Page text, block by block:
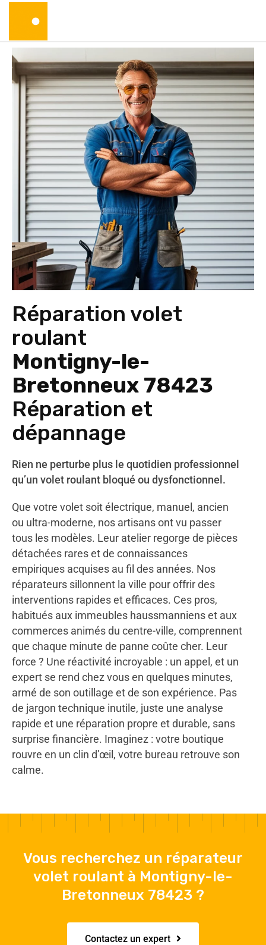
Réparation volet
roulant
Montigny-le-
Bretonneux 78423
Réparation et
dépannage
Rien ne perturbe plus le quotidien professionnel
qu’un volet roulant bloqué ou dysfonctionnel.
Que votre volet soit électrique, manuel, ancien
ou ultra-moderne, nos artisans ont vu passer
tous les modèles. Leur atelier regorge de pièces
détachées rares et de connaissances
empiriques acquises au fil des années. Nos
réparateurs sillonnent la ville pour offrir des
interventions rapides et efficaces. Ces pros,
habitués aux immeubles haussmanniens et aux
commerces animés du centre-ville, comprennent
que chaque minute de panne coûte cher. Leur
force ? Une réactivité incroyable : un appel, et un
expert se rend chez vous en quelques minutes,
armé de son outillage et de son expérience. Pas
de jargon technique inutile, juste une analyse
rapide et une réparation propre et durable, sans
surprise financière. Imaginez : votre boutique
rouvre en un clin d’œil, votre bureau retrouve son
calme.
Vous recherchez un réparateur
volet roulant à Montigny-le-
Bretonneux 78423 ?
Contactez un expert